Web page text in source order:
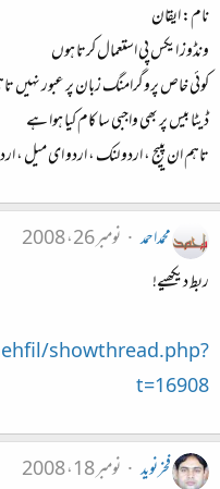
نام: ایقان
ونڈوز ایکس پی استعمال کرتا ہوں
کوئی خاص پروگرامنگ زبان پر عبور نہیں
ڈیٹا بیس پر بھی واجبی سا کام کیا ہوا ہے
تاہم ان پییج ، اردو لنک ، اردو ای میل ،
محمداحمد
نومبر 26، 2008
ربط دیکھیے!
showthread.php?
t=16908
فخرنوید
نومبر 18، 2008